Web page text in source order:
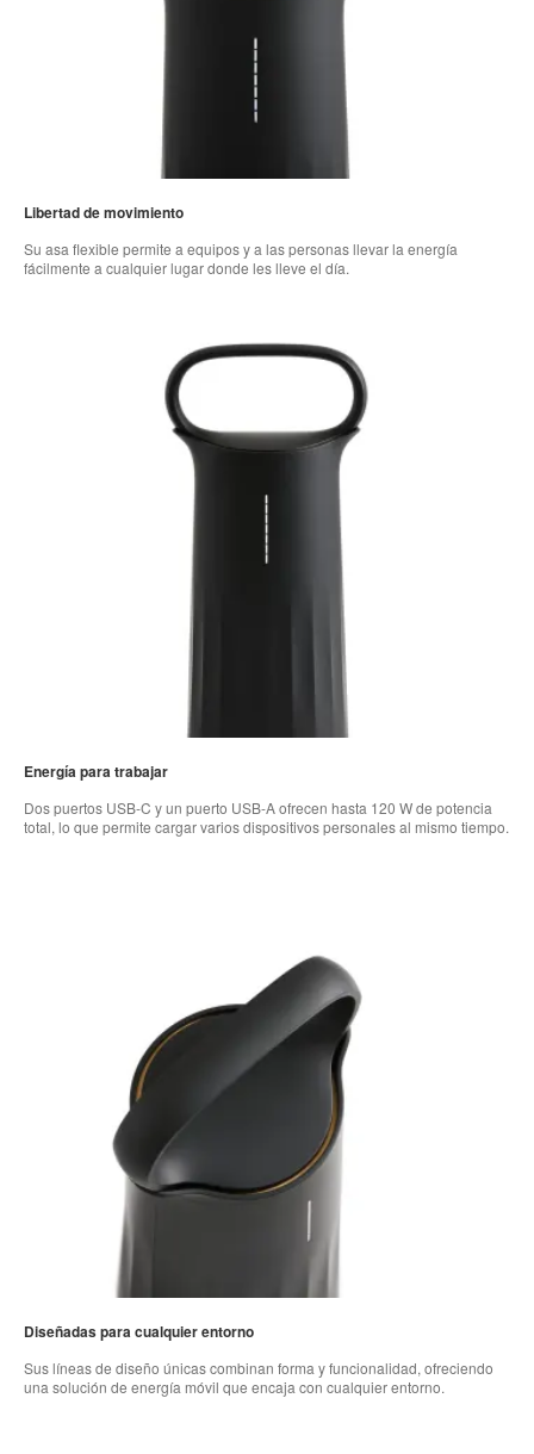
Libertad de movimiento
Su asa flexible permite a equipos y a las personas llevar la energía
fácilmente a cualquier lugar donde les lleve el día.
Energía para trabajar
Dos puertos USB-C y un puerto USB-A ofrecen hasta 120 W de potencia
total, lo que permite cargar varios dispositivos personales al mismo tiempo.
Diseñadas para cualquier entorno
Sus líneas de diseño únicas combinan forma y funcionalidad, ofreciendo
una solución de energía móvil que encaja con cualquier entorno.